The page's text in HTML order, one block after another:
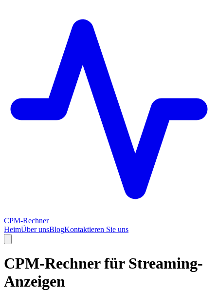
CPM-Rechner
HeimÜber unsBlogKontaktieren Sie uns
CPM-Rechner für Streaming-
Anzeigen